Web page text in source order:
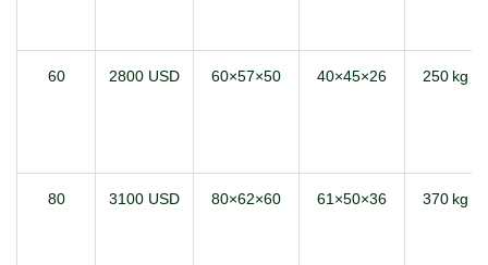
60 2800 USD 60×57×50 40×45×26 250 kg
80 3100 USD 80×62×60 61×50×36 370 kg